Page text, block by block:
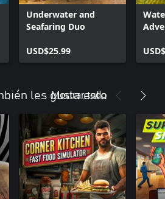
Underwater and
Seafaring Duo
USD$25.99
les gusta esto
Mostrar todo